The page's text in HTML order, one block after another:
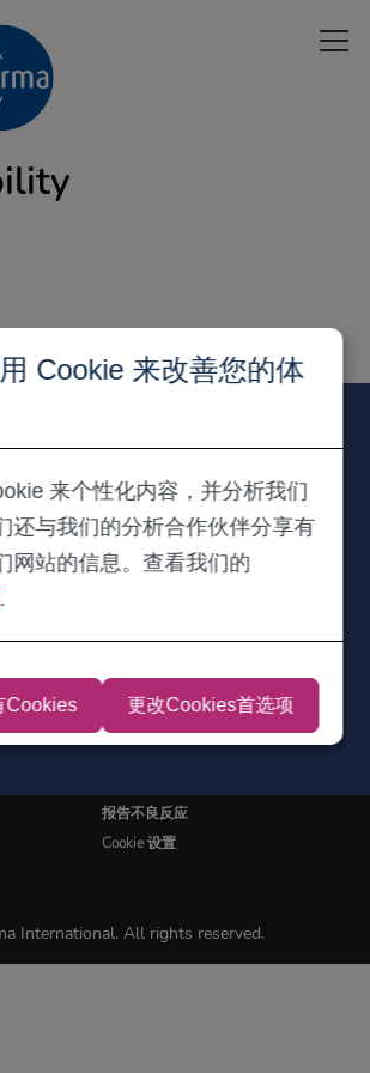
Cookie 来改善您的体
来个性化内容，并分析我们
还与我们的分析合作伙伴分享有
网站的信息。查看我们的
.
Cookies 更改Cookies首选项
Open
最新信息
报告不良反应
Cookie 设置
International. All rights reserved.